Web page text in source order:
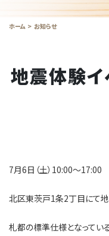
ホーム お知らせ
地震体験イ
7月6日（土）10:00～17:00
北区東茨戸1条2丁目にて地
札都の標準仕様となってい